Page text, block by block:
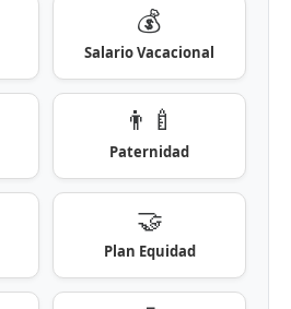
💰
Salario Vacacional
👨‍🍼
Paternidad
🤝
Plan Equidad